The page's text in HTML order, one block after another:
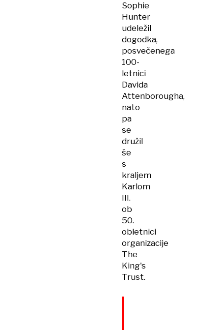
Sophie
Hunter
udeležil
dogodka,
posvečenega
100-
letnici
Davida
Attenborougha,
nato
pa
se
družil
še
s
kraljem
Karlom
III.
ob
50.
obletnici
organizacije
The
King's
Trust.